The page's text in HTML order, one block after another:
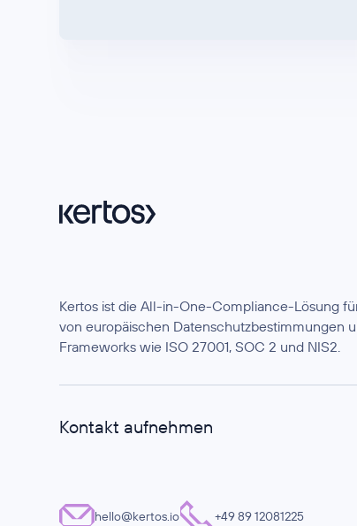
Kertos ist die All-in-One-Compliance-Lösung
von europäischen Datenschutzbestimmungen
Frameworks wie ISO 27001, SOC 2 und NIS2.
Kontakt aufnehmen
hello@kertos.io +49 89 12081225